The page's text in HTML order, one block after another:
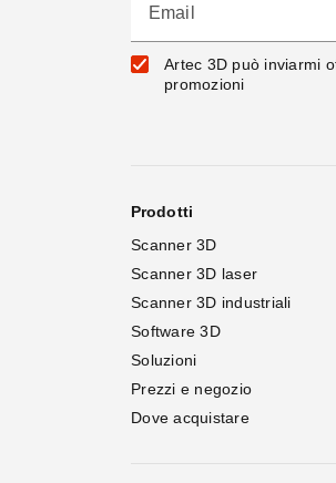
Email
Artec 3D può inviarmi
promozioni
Prodotti
Scanner 3D
Scanner 3D laser
Scanner 3D industriali
Software 3D
Soluzioni
Prezzi e negozio
Dove acquistare